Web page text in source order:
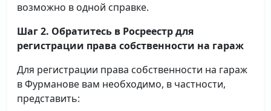
возможно в одной справке.
Шаг 2. Обратитесь в Росреестр для
регистрации права собственности на гараж
Для регистрации права собственности на гараж
в Фурманове вам необходимо, в частности,
представить: